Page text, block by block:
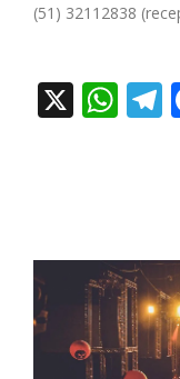
(51) 32112838
X